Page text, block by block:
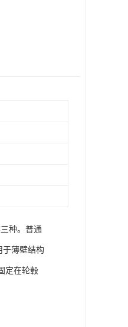
种。普通
于薄壁结构
定在轮毂